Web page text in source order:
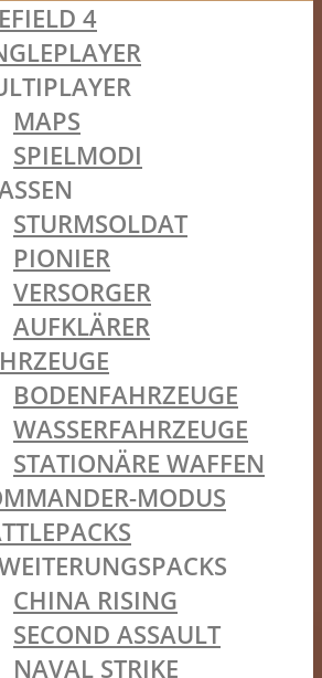
4
MAPS
SPIELMODI
STURMSOLDAT
PIONIER
VERSORGER
AUFKLÄRER
BODENFAHRZEUGE
WASSERFAHRZEUGE
STATIONÄRE WAFFEN
MODUS
CHINA RISING
SECOND ASSAULT
NAVAL STRIKE